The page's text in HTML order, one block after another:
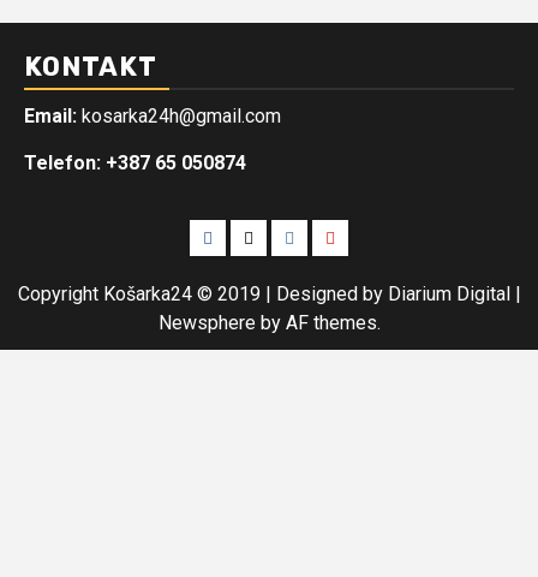
KONTAKT
Email: kosarka24h@gmail.com
Telefon: +387 65 050874
Facebook
TwitterInstagramYoutube
Copyright Košarka24 © 2019 | Designed by Diarium Digital |
Newsphereby AF themes.